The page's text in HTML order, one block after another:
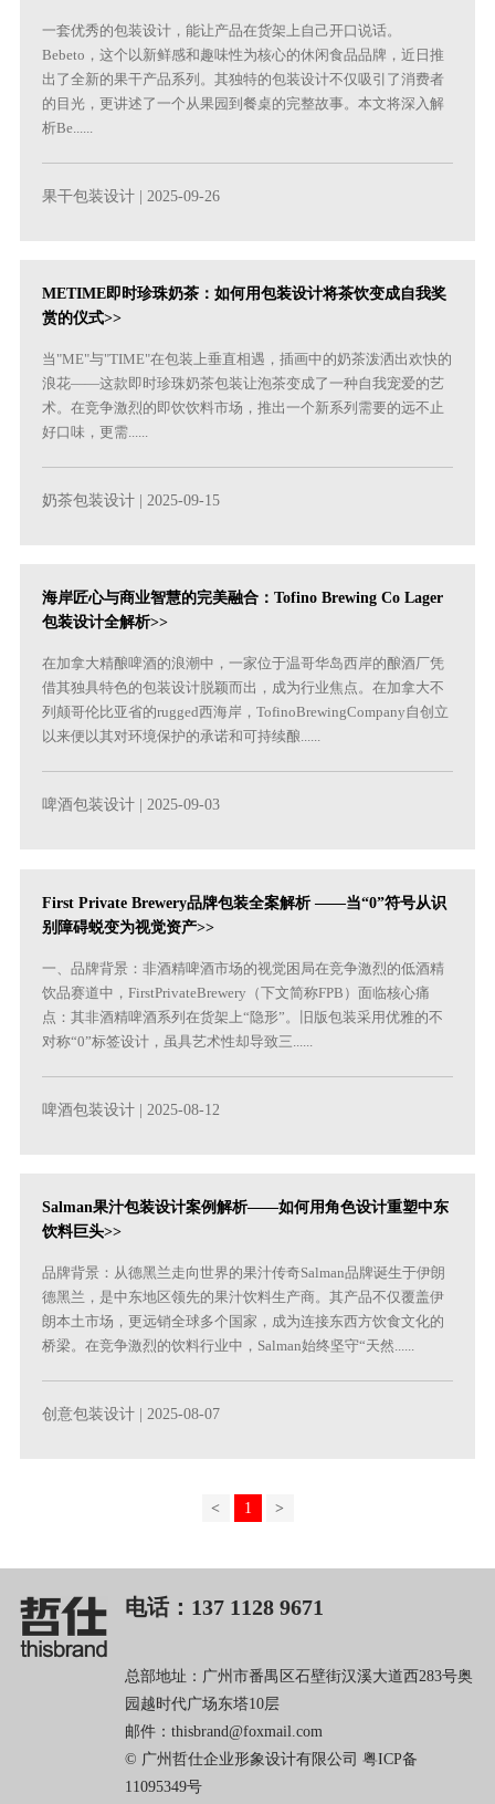
一套优秀的包装设计，能让产品在货架上自己开口说话。
Bebeto，这个以新鲜感和趣味性为核心的休闲食品品牌，近日推
出了全新的果干产品系列。其独特的包装设计不仅吸引了消费者
的目光，更讲述了一个从果园到餐桌的完整故事。本文将深入解
析Be......
果干包装设计 | 2025-09-26
METIME即时珍珠奶茶：如何用包装设计将茶饮变成自我奖
赏的仪式>>
当"ME"与"TIME"在包装上垂直相遇，插画中的奶茶泼洒出欢快的
浪花——这款即时珍珠奶茶包装让泡茶变成了一种自我宠爱的艺
术。在竞争激烈的即饮饮料市场，推出一个新系列需要的远不止
好口味，更需......
奶茶包装设计 | 2025-09-15
海岸匠心与商业智慧的完美融合：Tofino Brewing Co Lager
包装设计全解析>>
在加拿大精酿啤酒的浪潮中，一家位于温哥华岛西岸的酿酒厂凭
借其独具特色的包装设计脱颖而出，成为行业焦点。在加拿大不
列颠哥伦比亚省的rugged西海岸，TofinoBrewingCompany自创立
以来便以其对环境保护的承诺和可持续酿......
啤酒包装设计 | 2025-09-03
First Private Brewery品牌包装全案解析 ——当“0”符号从识
别障碍蜕变为视觉资产>>
一、品牌背景：非酒精啤酒市场的视觉困局在竞争激烈的低酒精
饮品赛道中，FirstPrivateBrewery（下文简称FPB）面临核心痛
点：其非酒精啤酒系列在货架上“隐形”。旧版包装采用优雅的不
对称“0”标签设计，虽具艺术性却导致三......
啤酒包装设计 | 2025-08-12
Salman果汁包装设计案例解析——如何用角色设计重塑中东
饮料巨头>>
品牌背景：从德黑兰走向世界的果汁传奇Salman品牌诞生于伊朗
德黑兰，是中东地区领先的果汁饮料生产商。其产品不仅覆盖伊
朗本土市场，更远销全球多个国家，成为连接东西方饮食文化的
桥梁。在竞争激烈的饮料行业中，Salman始终坚守“天然......
创意包装设计 | 2025-08-07
< 1 >
电话：137 1128 9671
总部地址：广州市番禺区石壁街汉溪大道西283号奥
园越时代广场东塔10层
邮件：thisbrand@foxmail.com
© 广州哲仕企业形象设计有限公司 粤ICP备
11095349号